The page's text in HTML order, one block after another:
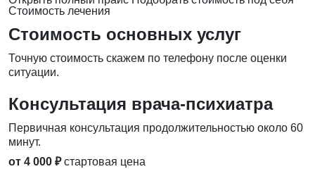
Стоимость лечения
Стоимость основных услуг
Точную стоимость скажем по телефону после оценки
ситуации.
Консультация врача-психиатра
Первичная консультация продолжительностью около 60
минут.
от 4 000 ₽ стартовая цена